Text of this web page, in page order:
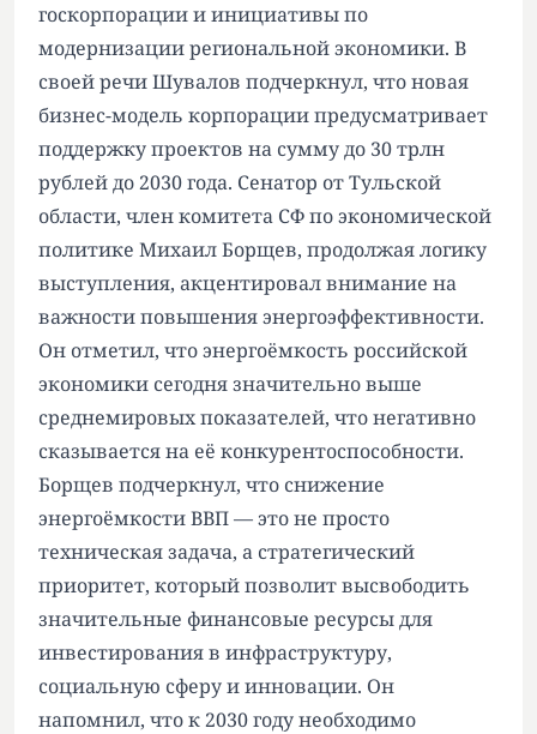
госкорпорации и инициативы по
модернизации региональной экономики. В
своей речи Шувалов подчеркнул, что новая
бизнес-модель корпорации предусматривает
поддержку проектов на сумму до 30 трлн
рублей до 2030 года. Сенатор от Тульской
области, член комитета СФ по экономической
политике Михаил Борщев, продолжая логику
выступления, акцентировал внимание на
важности повышения энергоэффективности.
Он отметил, что энергоёмкость российской
экономики сегодня значительно выше
среднемировых показателей, что негативно
сказывается на её конкурентоспособности.
Борщев подчеркнул, что снижение
энергоёмкости ВВП — это не просто
техническая задача, а стратегический
приоритет, который позволит высвободить
значительные финансовые ресурсы для
инвестирования в инфраструктуру,
социальную сферу и инновации. Он
напомнил, что к 2030 году необходимо